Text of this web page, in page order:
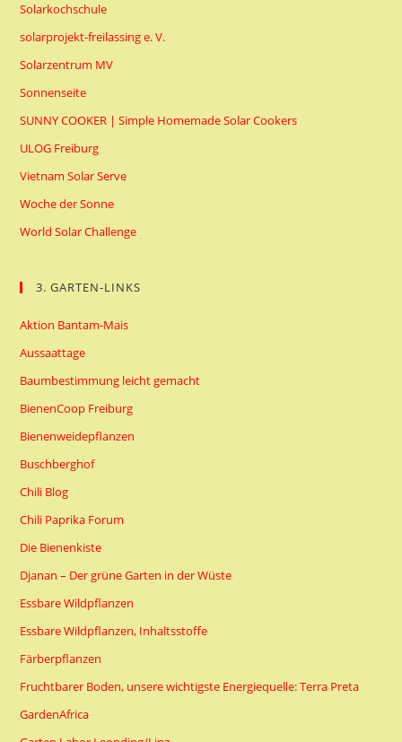
Solarkochschule
solarprojekt-freilassing e. V.
Solarzentrum MV
Sonnenseite
SUNNY COOKER | Simple Homemade Solar Cookers
ULOG Freiburg
Vietnam Solar Serve
Woche der Sonne
World Solar Challenge
3. GARTEN-LINKS
Aktion Bantam-Mais
Aussaattage
Baumbestimmung leicht gemacht
BienenCoop Freiburg
Bienenweidepflanzen
Buschberghof
Chili Blog
Chili Paprika Forum
Die Bienenkiste
Djanan – Der grüne Garten in der Wüste
Essbare Wildpflanzen
Essbare Wildpflanzen, Inhaltsstoffe
Färberpflanzen
Fruchtbarer Boden, unsere wichtigste Energiequelle: Terra Preta
GardenAfrica